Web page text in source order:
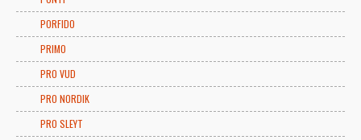
PORFIDO
PRIMO
PRO VUD
PRO NORDIK
PRO SLEYT